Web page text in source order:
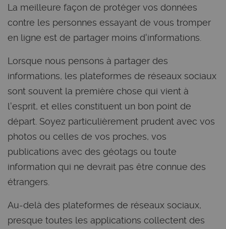
La meilleure façon de protéger vos données
contre les personnes essayant de vous tromper
en ligne est de partager moins d'informations.
Lorsque nous pensons à partager des
informations, les plateformes de réseaux sociaux
sont souvent la première chose qui vient à
l'esprit, et elles constituent un bon point de
départ. Soyez particulièrement prudent avec vos
photos ou celles de vos proches, vos
publications avec des géotags ou toute
information qui ne devrait pas être connue des
étrangers.
Au-delà des plateformes de réseaux sociaux,
presque toutes les applications collectent des